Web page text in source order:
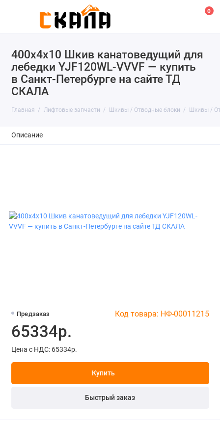
0
400х4х10 Шкив канатоведущий для
лебедки YJF120WL-VVVF — купить
в Санкт-Петербурге на сайте ТД
СКАЛА
Главная Лифтовые запчасти Шкивы / Отводные блоки Шкивы /
Описание
Предзаказ Код товара: НФ-00011215
65334р.
Цена с НДС: 65334р.
Купить
Быстрый заказ